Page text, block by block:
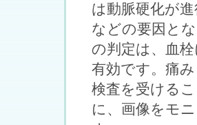
は動脈硬化が
などの要因と
の判定は、血
有効です。痛
検査を受ける
に、画像をモ